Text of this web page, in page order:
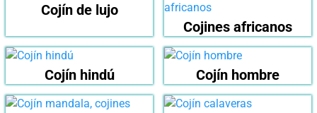
Cojín de lujo
Cojines africanos
Cojín hindú Cojín hombre